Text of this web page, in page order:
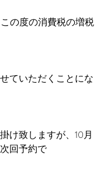
の度の消費税の増税
ていただくことにな
け致しますが、10月
回予約で